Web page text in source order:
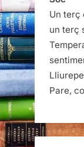
Un terç
un terç
Pare,